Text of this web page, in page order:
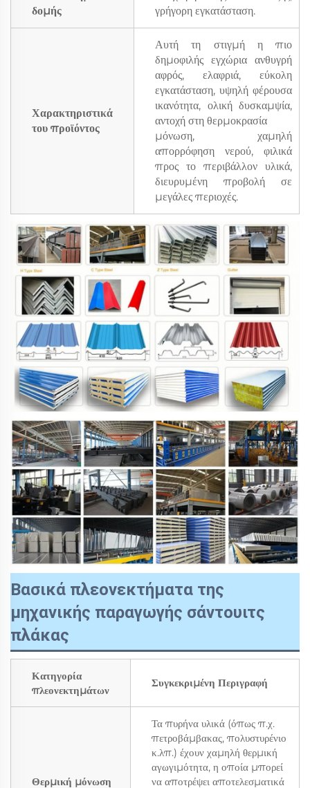
δομής
γρήγορη εγκατάσταση.
Χαρακτηριστικά
του προϊόντος
Αυτή τη στιγμή η πιο
δημοφιλής εγχώρια ανθυγρή
αφρός, ελαφριά, εύκολη
εγκατάσταση, υψηλή φέρουσα
ικανότητα, ολική δυσκαμψία,
αντοχή στη θερμοκρασία
μόνωση, χαμηλή
απορρόφηση νερού, φιλικά
προς το περιβάλλον υλικά,
διευρυμένη προβολή σε
μεγάλες περιοχές.
Βασικά πλεονεκτήματα της
μηχανικής παραγωγής σάντουιτς
πλάκας
Κατηγορία
πλεονεκτημάτων
Συγκεκριμένη Περιγραφή
Θερμική μόνωση
Τα πυρήνα υλικά (όπως π.χ.
πετροβάμβακας, πολυστυρένιο
κ.λπ.) έχουν χαμηλή θερμική
αγωγιμότητα, η οποία μπορεί
να αποτρέψει αποτελεσματικά